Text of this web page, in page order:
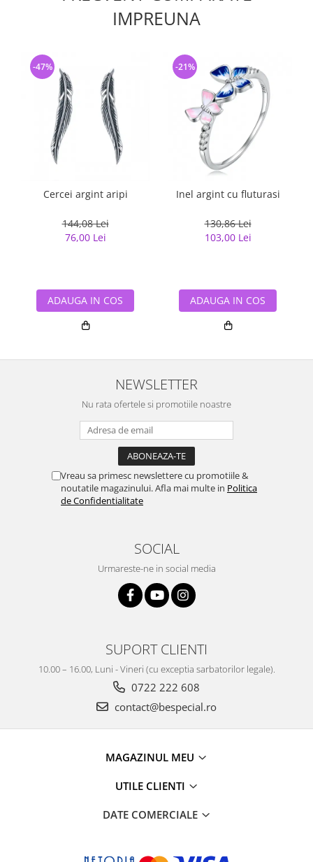
IMPREUNA
Cercei argint aripi
144,08 Lei
76,00 Lei
-47%
ADAUGA IN COS
Inel argint cu fluturasi
130,86 Lei
103,00 Lei
-21%
ADAUGA IN COS
NEWSLETTER
Nu rata ofertele si promotiile noastre
Vreau sa primesc newslettere cu promotiile &
noutatile magazinului. Afla mai multe in Politica
de Confidentialitate
SOCIAL
Urmareste-ne in social media
SUPORT CLIENTI
10.00 – 16.00, Luni - Vineri (cu exceptia sarbatorilor legale).
0722 222 608
contact@bespecial.ro
MAGAZINUL MEU
UTILE CLIENTI
DATE COMERCIALE